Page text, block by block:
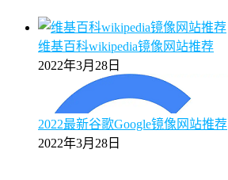
维基百科wikipedia镜像网站推荐
2022年3月28日
2022最新谷歌Google镜像网站推荐
2022年3月28日